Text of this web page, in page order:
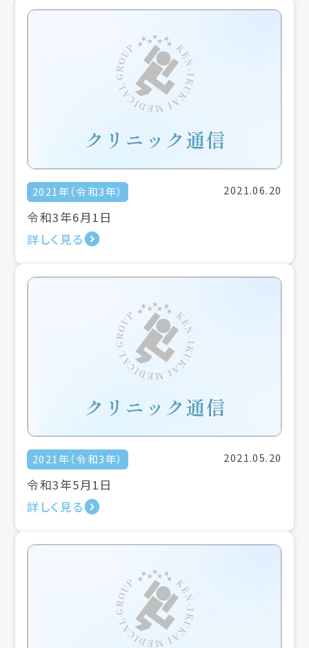
2021年（令和3年） 2021.06.20
令和3年6月1日
詳しく見る
2021年（令和3年） 2021.05.20
令和3年5月1日
詳しく見る